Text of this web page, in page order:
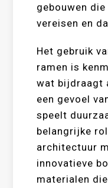
gebouwen
vereisen en
Het gebruik
ramen is
wat bijdraagt
een gevoel
speelt
belangrijke
architectuur
innovatieve
materialen